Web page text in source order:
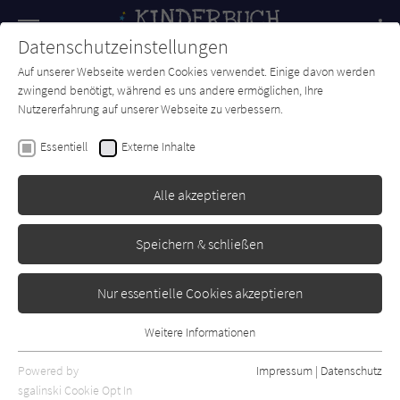
SUCHE Forum Charts Newsletter
Mein großes Wimmelbuch
Bauernhof
Ullmann Medien Erschienen: Februar 2023
Bibliogr. Angaben
Datenschutzeinstellungen
Auf unserer Webseite werden Cookies verwendet. Einige davon werden
zwingend benötigt, während es uns andere ermöglichen, Ihre
Nutzererfahrung auf unserer Webseite zu verbessern.
Essentiell Externe Inhalte
Alle akzeptieren
Speichern & schließen
Nur essentielle Cookies akzeptieren
Essentielle Cookies werden für grundlegende Funktionen der
Webseite benötigt. Dadurch ist gewährleistet, dass die Webseite
Weitere Informationen
Powered by
sgalinski Cookie Opt In
Impressum | Datenschutz